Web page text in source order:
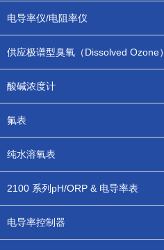
电导率仪/电阻率仪
供应极谱型臭氧（Dissolved Ozone）
酸碱浓度计
氟表
纯水溶氧表
2100 系列pH/ORP & 电导率表
电导率控制器